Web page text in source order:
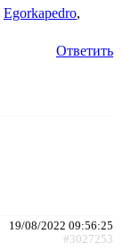
Egorkapedro,
Ответить
19/08/2022 09:56:25
#3027253